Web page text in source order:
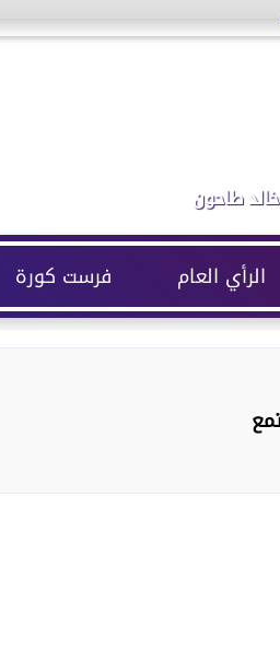
خالد طاحون
الرأي العام فرست كورة